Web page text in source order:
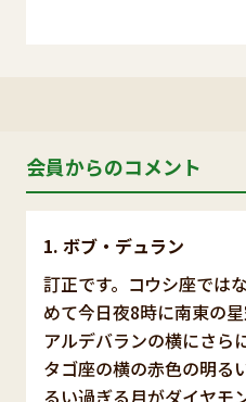
会員からのコメント
ボブ・デュラン
訂正です。コウシ座では
めて今日夜8時に南東の
アルデバランの横にさら
タゴ座の横の赤色の明る
るい過ぎる月がダイヤモ